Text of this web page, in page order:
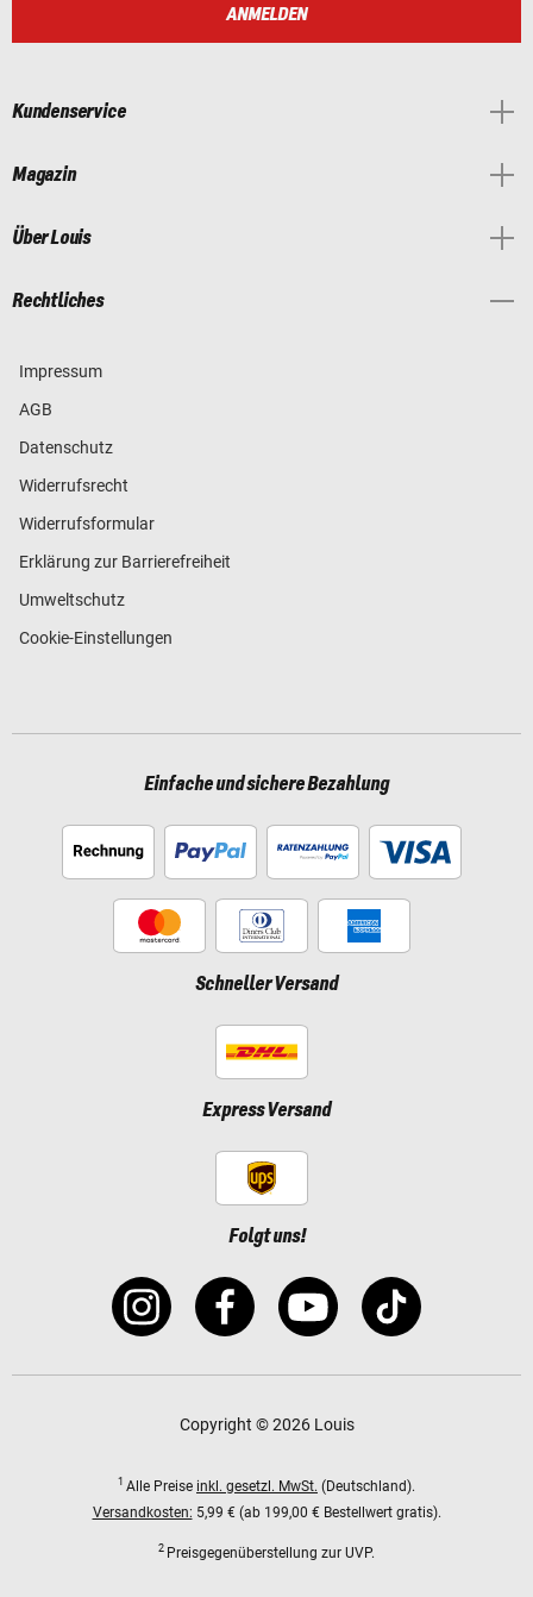
ANMELDEN
Kundenservice
Magazin
Über Louis
Rechtliches
Impressum
AGB
Datenschutz
Widerrufsrecht
Widerrufsformular
Erklärung zur Barrierefreiheit
Umweltschutz
Cookie-Einstellungen
Einfache und sichere Bezahlung
Schneller Versand
Express Versand
Folgt uns!
Copyright © 2026 Louis
1 Alle Preise inkl. gesetzl. MwSt. (Deutschland).
Versandkosten: 5,99 € (ab 199,00 € Bestellwert gratis).
2 Preisgegenüberstellung zur UVP.